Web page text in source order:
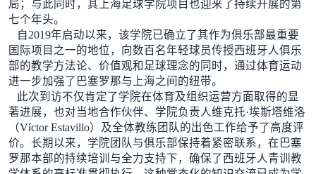
局；与此同时，其上海足球学院项目也迎来了持续开展的第
七个年头。
自2019年启动以来，该学院已确立了其作为俱乐部最重要
国际项目之一的地位，向数百名年轻球员传授西班牙人俱乐
部的教学方法论、价值观和足球理念的同时，通过体育运动
进一步加强了巴塞罗那与上海之间的纽带。
此次到访不仅肯定了学院在体育及组织运营方面取得的显
著进展，也对当地合作伙伴、学院负责人维克托·埃斯塔维洛
（Víctor Estavillo）及全体教练团队的出色工作给予了高度评
价。长期以来，学院团队与俱乐部保持着紧密联系，在巴塞
罗那本部的持续培训与全力支持下，确保了西班牙人青训教